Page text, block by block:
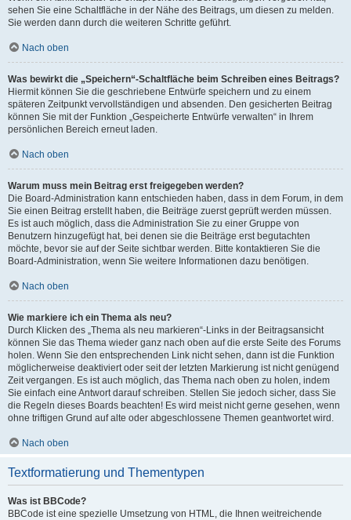
sehen Sie eine Schaltfläche in der Nähe des Beitrags, um diesen zu melden.
Sie werden dann durch die weiteren Schritte geführt.
Nach oben
Was bewirkt die „Speichern“-Schaltfläche beim Schreiben eines Beitrags?
Hiermit können Sie die geschriebene Entwürfe speichern und zu einem
späteren Zeitpunkt vervollständigen und absenden. Den gesicherten Beitrag
können Sie mit der Funktion „Gespeicherte Entwürfe verwalten“ in Ihrem
persönlichen Bereich erneut laden.
Nach oben
Warum muss mein Beitrag erst freigegeben werden?
Die Board-Administration kann entschieden haben, dass in dem Forum, in dem
Sie einen Beitrag erstellt haben, die Beiträge zuerst geprüft werden müssen.
Es ist auch möglich, dass die Administration Sie zu einer Gruppe von
Benutzern hinzugefügt hat, bei denen sie die Beiträge erst begutachten
möchte, bevor sie auf der Seite sichtbar werden. Bitte kontaktieren Sie die
Board-Administration, wenn Sie weitere Informationen dazu benötigen.
Nach oben
Wie markiere ich ein Thema als neu?
Durch Klicken des „Thema als neu markieren“-Links in der Beitragsansicht
können Sie das Thema wieder ganz nach oben auf die erste Seite des Forums
holen. Wenn Sie den entsprechenden Link nicht sehen, dann ist die Funktion
möglicherweise deaktiviert oder seit der letzten Markierung ist nicht genügend
Zeit vergangen. Es ist auch möglich, das Thema nach oben zu holen, indem
Sie einfach eine Antwort darauf schreiben. Stellen Sie jedoch sicher, dass Sie
die Regeln dieses Boards beachten! Es wird meist nicht gerne gesehen, wenn
ohne triftigen Grund auf alte oder abgeschlossene Themen geantwortet wird.
Nach oben
Textformatierung und Thementypen
Was ist BBCode?
BBCode ist eine spezielle Umsetzung von HTML, die Ihnen weitreichende